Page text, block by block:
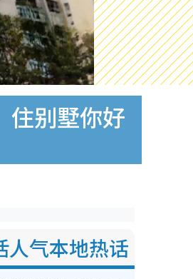
住别墅你好
人气本地热话